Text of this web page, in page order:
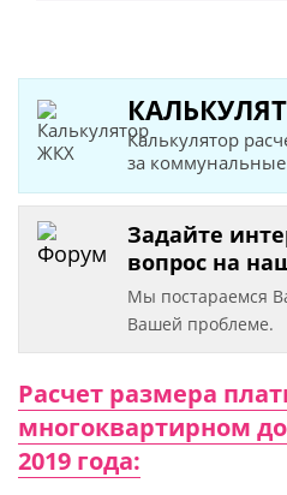
Калькулятор
за коммунальные
Задайте
вопрос на
Мы постараемся
Вашей проблеме.
Расчет размера
многоквартирном
2019 года: